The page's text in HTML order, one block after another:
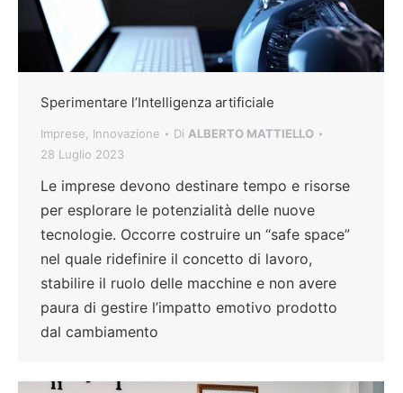
Sperimentare l’Intelligenza artificiale
Imprese Innovazione Di ALBERTO MATTIELLO
28 Luglio 2023
Le imprese devono destinare tempo e risorse
per esplorare le potenzialità delle nuove
tecnologie. Occorre costruire un “safe space”
nel quale ridefinire il concetto di lavoro,
stabilire il ruolo delle macchine e non avere
paura di gestire l’impatto emotivo prodotto
dal cambiamento